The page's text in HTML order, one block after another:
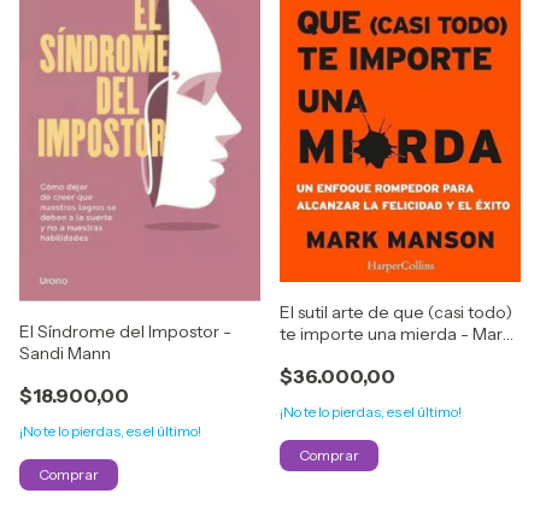
El Síndrome del Impostor -
Sandi Mann
$18.900,00
¡No te lo pierdas, es el último!
El sutil arte de que (casi todo)
te importe una mierda - Mark
$36.000,00
¡No te lo pierdas, es el último!